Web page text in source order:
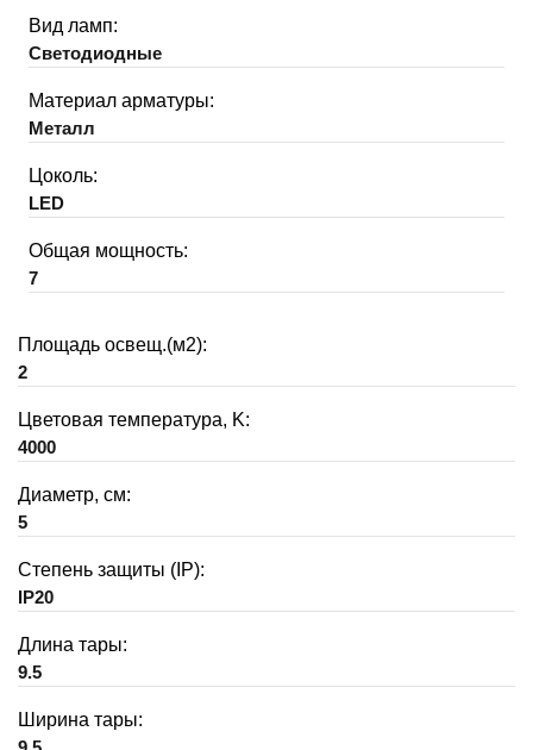
Вид ламп:
Светодиодные
Материал арматуры:
Металл
Цоколь:
LED
Общая мощность:
7
Площадь освещ.(м2):
2
Цветовая температура, K:
4000
Диаметр, см:
5
Степень защиты (IP):
IP20
Длина тары:
9.5
Ширина тары: